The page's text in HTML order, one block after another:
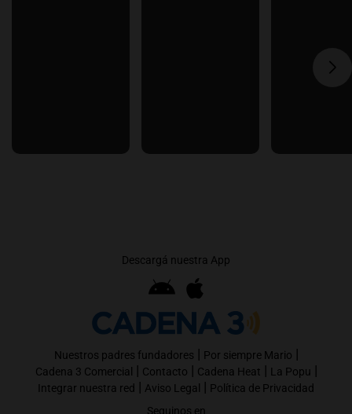
Descargá nuestra App
Nuestros padres fundadores | Por siempre Mario |
Cadena 3 Comercial | Contacto | Cadena Heat | La Popu |
Integrar nuestra red | Aviso Legal | Política de Privacidad
Seguinos en